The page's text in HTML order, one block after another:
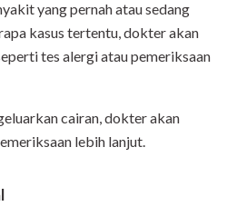
yang pernah atau sedang
kasus tertentu, dokter akan
tes alergi atau pemeriksaan
cairan, dokter akan
lebih lanjut.